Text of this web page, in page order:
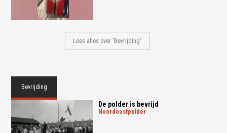
Lees alles over 'Bevrijding'
Bevrijding
De polder is bevrijd
noordoostpolder